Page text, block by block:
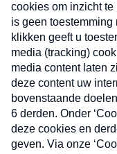
Nieuwsbrief